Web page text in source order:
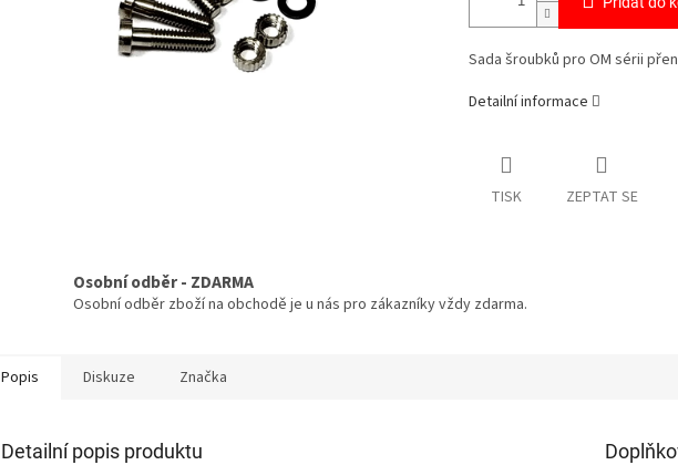
Sada šroubků pro OM sérii
Detailní informace
TISK ZEPTAT SE
Osobní odběr - ZDARMA
Osobní odběr zboží na obchodě je u nás pro zákazníky vždy zdarma.
Popis Diskuze Značka
Detailní popis produktu